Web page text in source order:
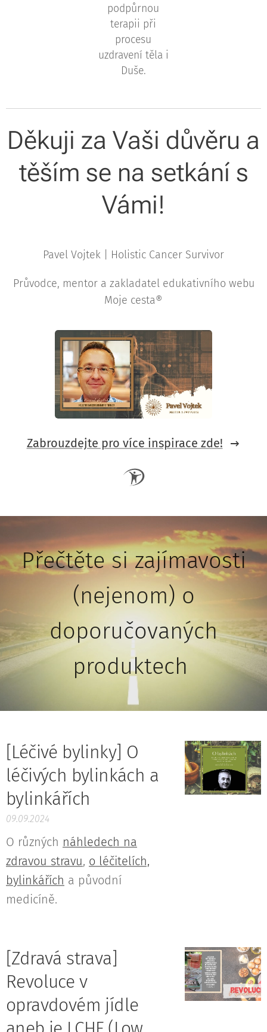
podpůrnou
terapii při
procesu
uzdravení těla i
Duše.
Děkuji za Vaši důvěru a
těším se na setkání s
Vámi!
Pavel Vojtek | Holistic Cancer Survivor
Průvodce, mentor a zakladatel edukativního webu
Moje cesta®
Zabrouzdejte pro více inspirace zde!
Přečtěte si zajímavosti
(nejenom) o
doporučovaných
produktech
[Léčivé bylinky] O
léčivých bylinkách a
bylinkářích
09.09.2024
O různých náhledech na
zdravou stravu, o léčitelích,
bylinkářích a původní
medicíně.
[Zdravá strava]
Revoluce v
opravdovém jídle